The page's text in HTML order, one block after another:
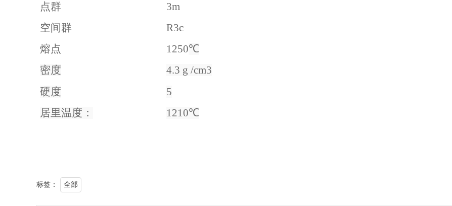
点群
3m
空间群
R3c
熔点
1250℃
密度
4.3 g /cm3
硬度
5
居里温度：
1210℃
标签： 全部